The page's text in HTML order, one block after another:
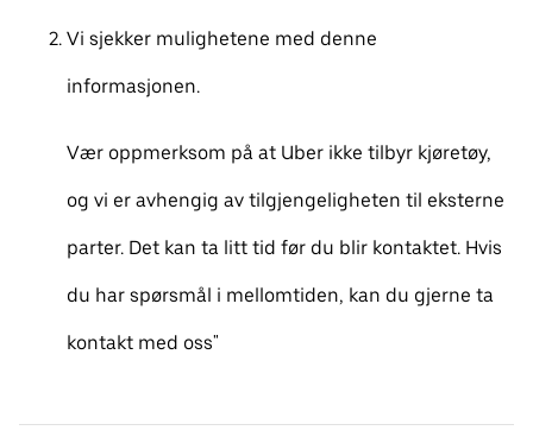
Vi sjekker mulighetene med denne
informasjonen.
Vær oppmerksom på at Uber ikke tilbyr kjøretøy,
og vi er avhengig av tilgjengeligheten til eksterne
parter. Det kan ta litt tid før du blir kontaktet. Hvis
du har spørsmål i mellomtiden, kan du gjerne ta
kontakt med oss"